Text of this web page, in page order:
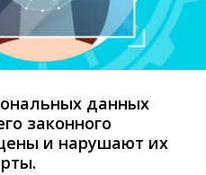
данных
законного
и нарушают их